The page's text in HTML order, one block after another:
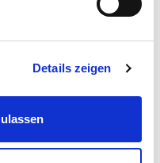
Details zeigen
so werden
zum Zeitpunkt der
sie weiterhin
Kaufbetrags
nach Ablauf der
bei dessen